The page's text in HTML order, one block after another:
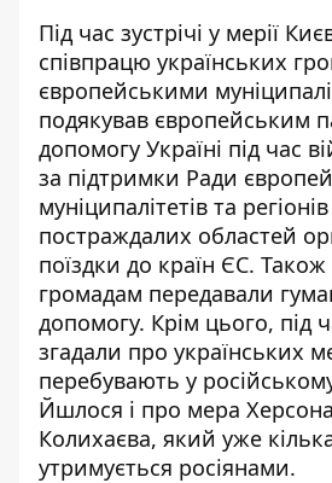
Під час зустрічі у мерії
співпрацю українських
європейськими
подякував європейським
допомогу Україні під час
за підтримки Ради
муніципалітетів та
постраждалих областей
поїздки до країн ЄС.
громадам передавали
допомогу. Крім цього, під
згадали про українських
перебувають у
Йшлося і про мера
Колихаєва, який уже
утримується росіянами.